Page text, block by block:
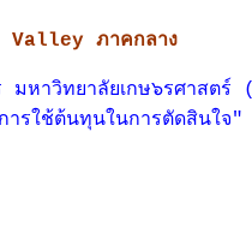
Valley ภาคกลาง
หาวิทยาลัยเกษ๖รศาสตร์ (
รใช้ต้นทุนในการตัดสินใจ"